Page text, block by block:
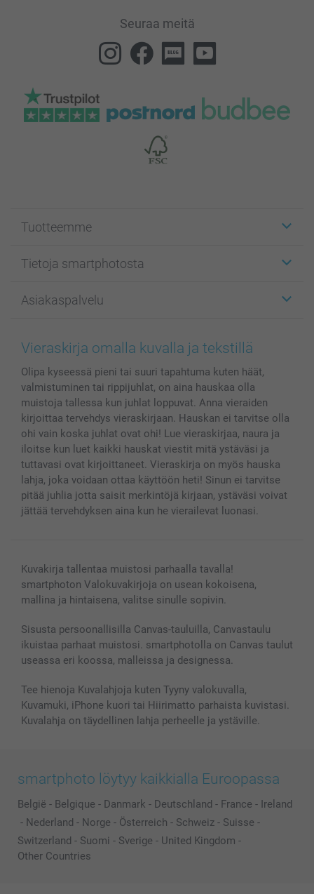
Seuraa meitä
Tuotteemme
Kuvakortit
Kuvakirjat
Valokuvat, Julisteet & Taskukirjat
Kännykkä & Tabletti
MyNameBook
Kuvakalenterit & Päivyrit
Valokuvakehykset & Lisätarvikkeet
Lahjakortti
Kaikki kuvatuotteet
Tietoja smartphotosta
Affiliate ohjelma
Evästekäytäntö
Ehdot/takuut
Investor Relations
Asiakaspalvelu
100% tyytyväisyystakuu
smartbonus
Hinnat & maksutavat
Tilausten tila
Vieraskirja omalla kuvalla ja tekstillä
Olipa kyseessä pieni tai suuri tapahtuma kuten häät,
valmistuminen tai rippijuhlat, on aina hauskaa olla
muistoja tallessa kun juhlat loppuvat. Anna vieraiden
kirjoittaa tervehdys vieraskirjaan. Hauskan ei tarvitse olla
ohi vain koska juhlat ovat ohi! Lue vieraskirjaa, naura ja
iloitse kun luet kaikki hauskat viestit mitä ystäväsi ja
tuttavasi ovat kirjoittaneet. Vieraskirja on myös hauska
lahja, joka voidaan ottaa käyttöön heti! Sinun ei tarvitse
pitää juhlia jotta saisit merkintöjä kirjaan, ystäväsi voivat
jättää tervehdyksen aina kun he vierailevat luonasi.
Kuvakirja tallentaa muistosi parhaalla tavalla!
smartphoton Valokuvakirjoja on usean kokoisena,
mallina ja hintaisena, valitse sinulle sopivin.
Sisusta persoonallisilla Canvas-tauluilla, Canvastaulu
ikuistaa parhaat muistosi. smartphotolla on Canvas taulut
useassa eri koossa, malleissa ja designessa.
Tee hienoja Kuvalahjoja kuten Tyyny valokuvalla,
Kuvamuki, iPhone kuori tai Hiirimatto parhaista kuvistasi.
Kuvalahja on täydellinen lahja perheelle ja ystäville.
smartphoto löytyy kaikkialla Euroopassa
België - Belgique - Danmark - Deutschland - France - Ireland
- Nederland - Norge - Österreich - Schweiz - Suisse -
Switzerland - Suomi - Sverige - United Kingdom -
Other Countries